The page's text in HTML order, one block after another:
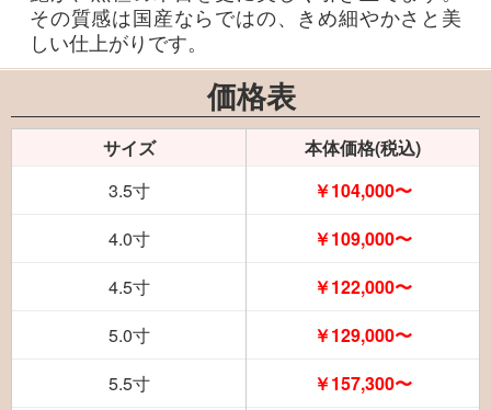
その質感は国産ならではの、きめ細やかさと美
しい仕上がりです。
価格表
サイズ
本体価格(税込)
3.5寸
￥104,000〜
4.0寸
￥109,000〜
4.5寸
￥122,000〜
5.0寸
￥129,000〜
5.5寸
￥157,300〜